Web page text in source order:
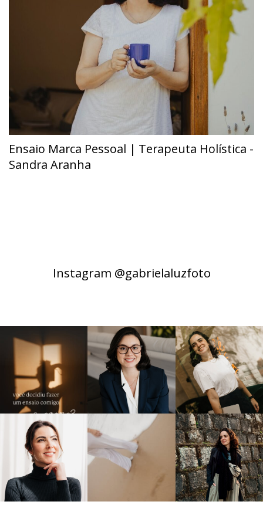
Ensaio Marca Pessoal | Terapeuta Holística -
Sandra Aranha
Instagram @gabrielaluzfoto